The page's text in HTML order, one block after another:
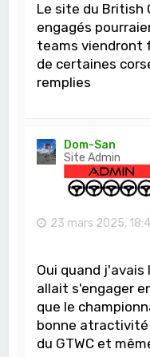
Le site du British
engagés
teams viendront
de certaines
remplies
Dom-San
Site Admin
23 mars 2025,
Oui quand j'avais
allait s'engager
que le
bonne
du GTWC et